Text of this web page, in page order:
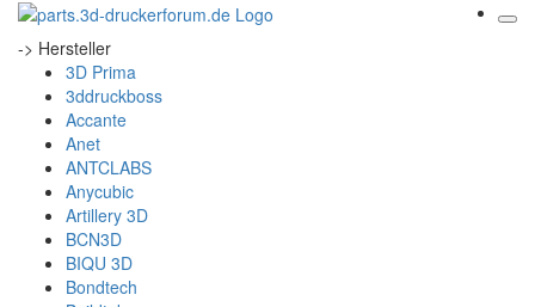
-> Hersteller
3D Prima
3ddruckboss
Accante
Anet
ANTCLABS
Anycubic
Artillery 3D
BCN3D
BIQU 3D
Bondtech